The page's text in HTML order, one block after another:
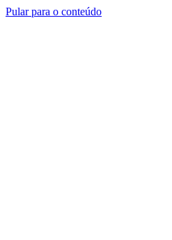
Pular para o conteúdo